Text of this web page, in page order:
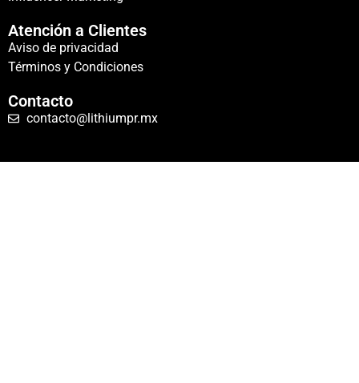
Atención a Clientes
Aviso de privacidad
Términos y Condiciones
Contacto
contacto@lithiumpr.mx